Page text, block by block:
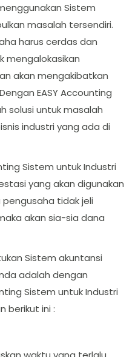
Sistem
masalah tersendiri.
harus cerdas dan
mengalokasikan
akan mengakibatkan
EASY Accounting
solusi untuk masalah
industri yang ada di
Sistem untuk Industri
yang akan digunakan
tidak jeli
akan sia-sia dana
Sistem akuntansi
adalah dengan
Sistem untuk Industri
berikut ini :